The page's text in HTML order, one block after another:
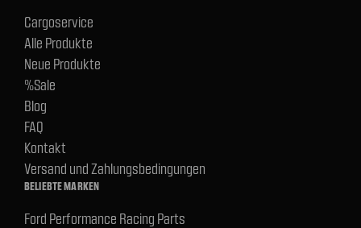
Cargoservice
Alle Produkte
Neue Produkte
%Sale
Blog
FAQ
Kontakt
Versand und Zahlungsbedingungen
BELIEBTE MARKEN
Ford Performance Racing Parts